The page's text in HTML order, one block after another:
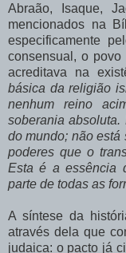
Abraão, Isaque,
mencionados na
especificamente
consensual, o
acreditava na
básica da religião
nenhum reino
soberania
do mundo; não
poderes que o
Esta é a essência
parte de todas as
A síntese da
através dela que
judaica: o pacto já